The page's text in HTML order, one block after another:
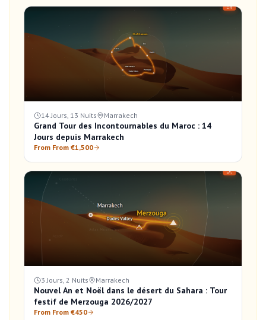
14 Jours, 13 Nuits Marrakech
Grand Tour des Incontournables du Maroc : 14
Jours depuis Marrakech
From From €1,500
3 Jours, 2 Nuits Marrakech
Nouvel An et Noël dans le désert du Sahara : Tour
festif de Merzouga 2026/2027
From From €450